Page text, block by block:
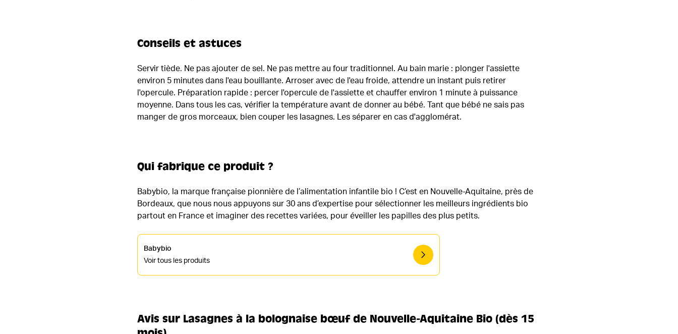
Conseils et astuces
Servir tiède. Ne pas ajouter de sel. Ne pas mettre au four traditionnel. Au bain marie : plonger l'assiette
environ 5 minutes dans l'eau bouillante. Arroser avec de l'eau froide, attendre un instant puis retirer
l'opercule. Préparation rapide : percer l'opercule de l'assiette et chauffer environ 1 minute à puissance
moyenne. Dans tous les cas, vérifier la température avant de donner au bébé. Tant que bébé ne sais pas
manger de gros morceaux, bien couper les lasagnes. Les séparer en cas d'agglomérat.
Qui fabrique ce produit ?
Babybio, la marque française pionnière de l’alimentation infantile bio ! C’est en Nouvelle-Aquitaine, près de
Bordeaux, que nous nous appuyons sur 30 ans d’expertise pour sélectionner les meilleurs ingrédients bio
partout en France et imaginer des recettes variées, pour éveiller les papilles des plus petits.
Babybio
Voir tous les produits
Avis sur Lasagnes à la bolognaise bœuf de Nouvelle-Aquitaine Bio (dès 15